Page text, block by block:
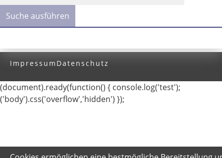
Impressum Datenschutz
(document).ready(function() { console.log('test');
('body').css('overflow','hidden') });